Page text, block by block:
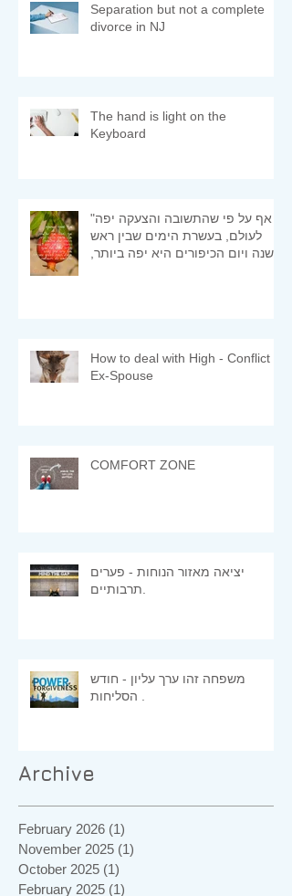
Separation but not a complete
divorce in NJ
The hand is light on the
Keyboard
"אף על פי שהתשובה והצעקה יפה
לעולם, בעשרת הימים שבין ראש
השנה ויום הכיפורים היא יפה ביותר,
How to deal with High - Conflict
Ex-Spouse
COMFORT ZONE
יציאה מאזור הנוחות - פערים
משפחה זהו ערך עליון - חודש
Archive
February 2026 (1)
November 2025 (1)
October 2025 (1)
February 2025 (1)